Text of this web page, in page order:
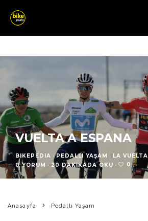
VUELTA A ESPANA
BIKEPEDIA · PEDALLI YAŞAM LA VUELTA
0 YORUM · 20 DAKIKADA OKU · 0
Anasayfa Pedallı Yaşam